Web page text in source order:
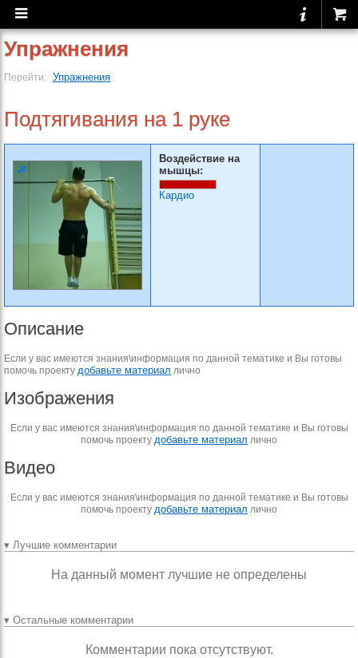
Упражнения
Перейти: Упражнения
Подтягивания на 1 руке
Воздействие на
мышцы:
Кардио
Описание
Если у вас имеются знания\информация по данной тематике и Вы готовы
помочь проекту добавьте материал лично
Изображения
Если у вас имеются знания\информация по данной тематике и Вы готовы
помочь проекту добавьте материал лично
Видео
Если у вас имеются знания\информация по данной тематике и Вы готовы
помочь проекту добавьте материал лично
▾ Лучшие комментарии
На данный момент лучшие не определены
▾ Остальные комментарии
Комментарии пока отсутствуют.